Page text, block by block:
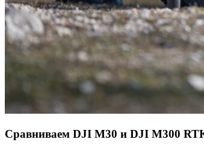
Сравниваем DJI M30 и DJI M300